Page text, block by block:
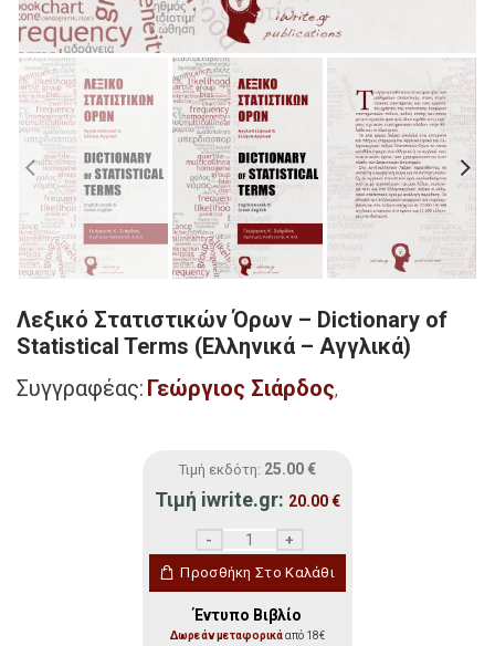
Λεξικό Στατιστικών Όρων – Dictionary of
Statistical Terms (Ελληνικά – Αγγλικά)
Συγγραφέας: Γεώργιος Σιάρδος,
Τιμή εκδότη: 25.00 €
Τιμή iwrite.gr: 20.00€
Λεξικό Στατιστικών Όρων - Dictionary
Προσθήκη Στο Καλάθι
Έντυπο Βιβλίο
Δωρεάν μεταφορικάαπό 18€